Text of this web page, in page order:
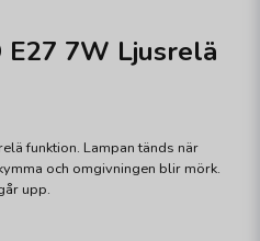
E27 7W Ljusrelä
funktion. Lampan tänds när
och omgivningen blir mörk.
upp.